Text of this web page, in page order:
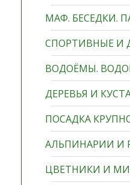
МАФ. БЕСЕДКИ.
СПОРТИВНЫЕ И
ВОДОЁМЫ.
ДЕРЕВЬЯ И
ПОСАДКА
АЛЬПИНАРИИ И
ЦВЕТНИКИ И